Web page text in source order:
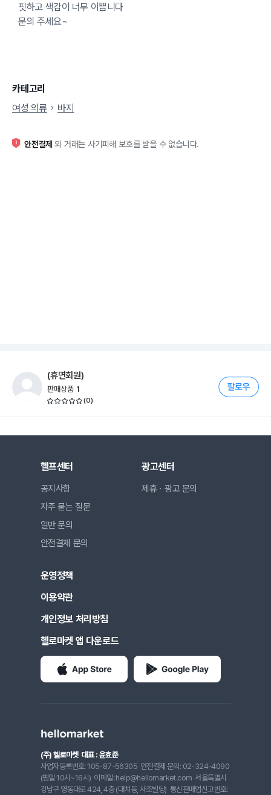
핏하고 색감이 너무 이쁩니다
문의 주세요~
카테고리
여성 의류
바지
안전결제 외 거래는 사기피해 보호를 받을 수 없습니다.
(휴면회원)
판매상품 1
(0)
헬프센터
공지사항
자주 묻는 질문
일반 문의
안전결제 문의
광고센터
제휴ㆍ광고 문의
운영정책
이용약관
개인정보 처리방침
헬로마켓 앱 다운로드
(주) 헬로마켓 대표 : 윤효준
사업자등록번호: 105-87-56305 안전결제 문의: 02-324-4090
(평일 10시~16시) 이메일: help@hellomarket.com 서울특별시
강남구 영동대로 424, 4층 (대치동, 사조빌딩) 통신판매업신고번호: